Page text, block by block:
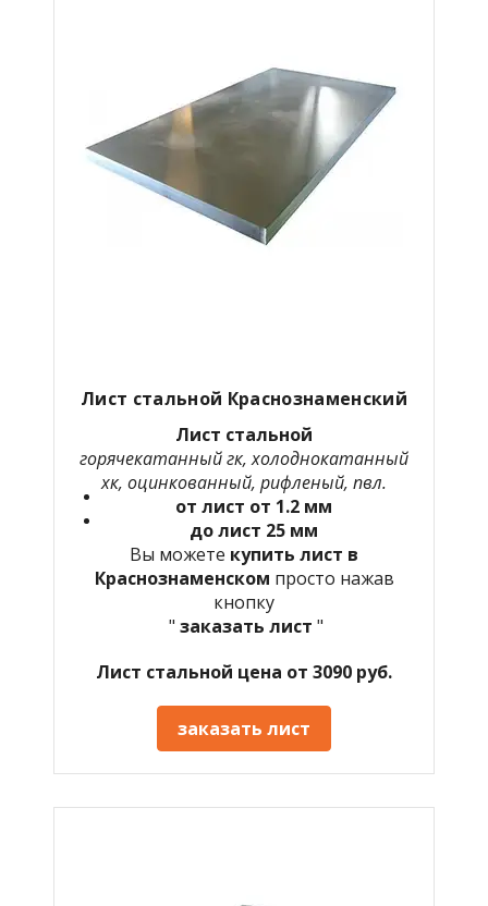
Лист стальной Краснознаменский
Лист стальной
горячекатанный гк, холоднокатанный
хк, оцинкованный, рифленый, пвл.
от лист от 1.2 мм
до лист 25 мм
Вы можете купить лист в
Краснознаменском просто нажав
кнопку
" заказать лист "
Лист стальной цена от 3090 руб.
заказать лист